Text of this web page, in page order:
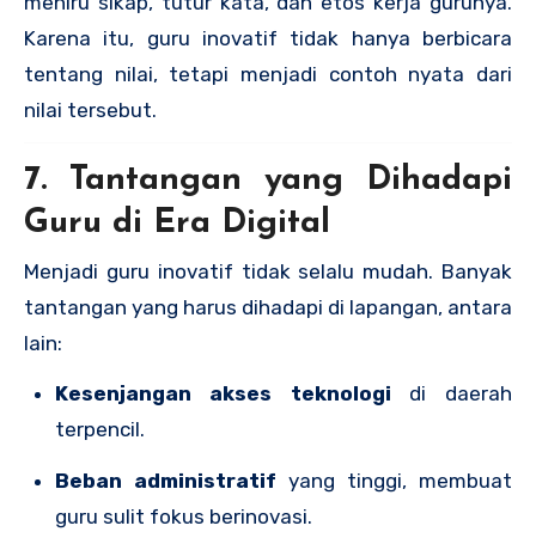
Karena itu, guru inovatif tidak hanya berbicara
tentang nilai, tetapi menjadi contoh nyata dari
nilai tersebut.
7. Tantangan yang Dihadapi
Guru di Era Digital
Menjadi guru inovatif tidak selalu mudah. Banyak
tantangan yang harus dihadapi di lapangan, antara
lain:
Kesenjangan akses teknologi di daerah
terpencil.
Beban administratif yang tinggi, membuat
guru sulit fokus berinovasi.